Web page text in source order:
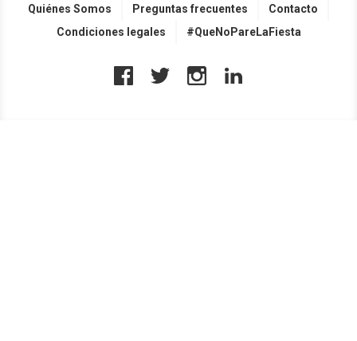
Quiénes Somos Preguntas frecuentes
Contacto
Condiciones legales
#QueNoPareLaFiesta